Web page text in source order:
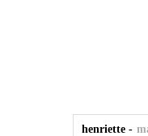
henriette -